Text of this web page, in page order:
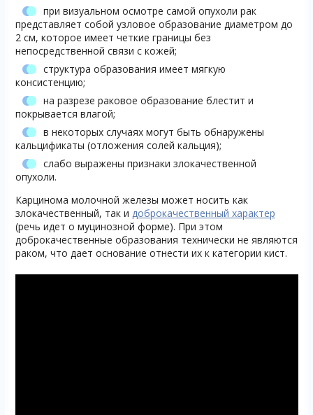
при визуальном осмотре самой опухоли рак
представляет собой узловое образование диаметром до
2 см, которое имеет четкие границы без
непосредственной связи с кожей;
структура образования имеет мягкую
консистенцию;
на разрезе раковое образование блестит и
покрывается влагой;
в некоторых случаях могут быть обнаружены
кальцификаты (отложения солей кальция);
слабо выражены признаки злокачественной
опухоли.
Карцинома молочной железы может носить как
злокачественный, так и доброкачественный характер
(речь идет о муцинозной форме). При этом
доброкачественные образования технически не являются
раком, что дает основание отнести их к категории кист.